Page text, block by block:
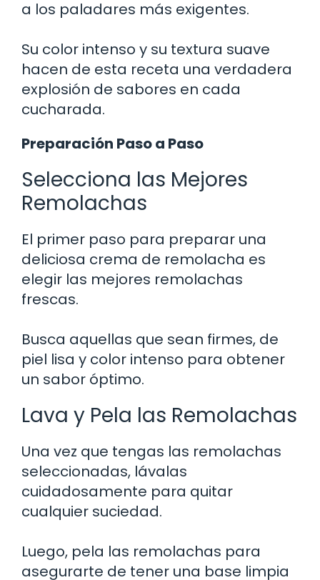
a los paladares más exigentes.
Su color intenso y su textura suave
hacen de esta receta una verdadera
explosión de sabores en cada
cucharada.
Preparación Paso a Paso
Selecciona las Mejores
Remolachas
El primer paso para preparar una
deliciosa crema de remolacha es
elegir las mejores remolachas
frescas.
Busca aquellas que sean firmes, de
piel lisa y color intenso para obtener
un sabor óptimo.
Lava y Pela las Remolachas
Una vez que tengas las remolachas
seleccionadas, lávalas
cuidadosamente para quitar
cualquier suciedad.
Luego, pela las remolachas para
asegurarte de tener una base limpia